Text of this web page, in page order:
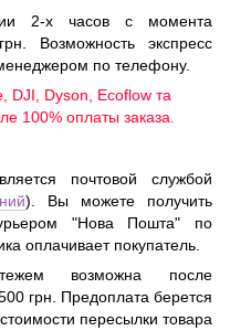
2-х часов с момента
Возможность экспресс
по телефону.
DJI, Dyson, Ecoflow та
100% оплаты заказа.
почтовой службой
). Вы можете получить
"Нова Пошта" по
оплачивает покупатель.
возможна после
грн. Предоплата берется
пересылки товара